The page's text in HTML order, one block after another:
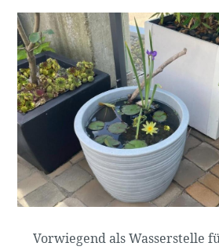
Vorwiegend als Wasserstelle